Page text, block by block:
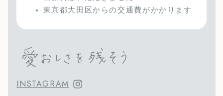
東京都大田区からの交通費がかかります
INSTAGRAM